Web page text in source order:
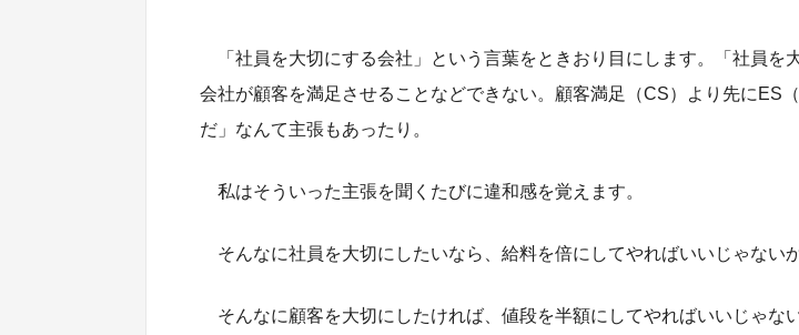
「社員を大切にする会社」という言葉をときおり目にします。「社員を
会社が顧客を満足させることなどできない。顧客満足（CS）より先にES（
だ」なんて主張もあったり。
私はそういった主張を聞くたびに違和感を覚えます。
そんなに社員を大切にしたいなら、給料を倍にしてやればいいじゃない
そんなに顧客を大切にしたければ、値段を半額にしてやればいいじゃな